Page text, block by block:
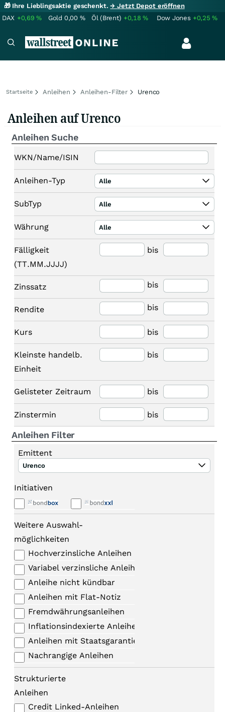
🎁 Ihre Lieblingsaktie geschenkt.→ Jetzt Depot eröffnen
DAX +0,69% Gold 0,00 % Öl (Brent) +0,18% Dow Jones +0,25%
Startseite Anleihen Anleihen-Filter Urenco
Anleihen auf Urenco
Anleihen Suche
WKN/Name/ISIN
Anleihen-Typ Alle
SubTyp Alle
Währung Alle
Fälligkeit
(TT.MM.JJJJ)
bis
Zinssatz bis
Rendite bis
Kurs bis
Kleinste handelb.
Einheit
bis
Gelisteter Zeitraum bis
Zinstermin bis
Anleihen Filter
Emittent
Urenco
Initiativen
Weitere Auswahl-
möglichkeiten
Hochverzinsliche Anleihen
Variabel verzinsliche Anleihen
Anleihe nicht kündbar
Anleihen mit Flat-Notiz
Fremdwährungsanleihen
Inflationsindexierte Anleihen
Anleihen mit Staatsgarantie
Nachrangige Anleihen
Strukturierte
Anleihen
Credit Linked-Anleihen